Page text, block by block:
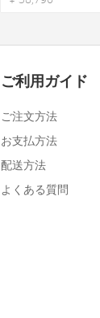
ご利用ガイド
ご注文方法
お支払方法
配送方法
よくある質問